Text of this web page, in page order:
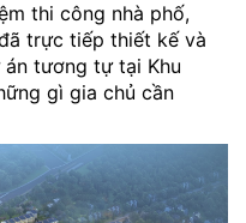
thi công nhà phố,
trực tiếp thiết kế và
tương tự tại Khu
gì gia chủ cần